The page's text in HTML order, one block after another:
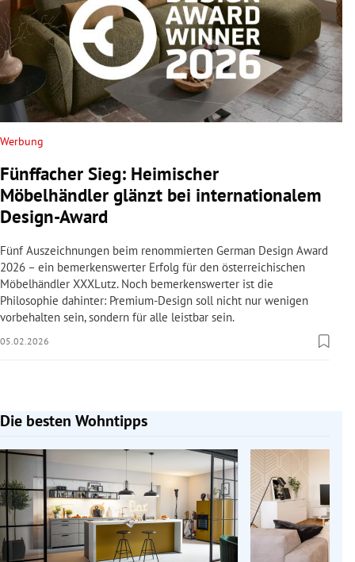
Werbung
Fünffacher Sieg: Heimischer
Möbelhändler glänzt bei internationalem
Design-Award
Fünf Auszeichnungen beim renommierten German Design Award
2026 – ein bemerkenswerter Erfolg für den österreichischen
Möbelhändler XXXLutz. Noch bemerkenswerter ist die
Philosophie dahinter: Premium-Design soll nicht nur wenigen
vorbehalten sein, sondern für alle leistbar sein.
05.02.2026
Die besten Wohntipps
Slide 1 von 10